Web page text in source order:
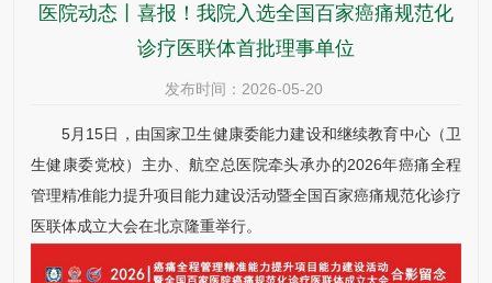
医院动态丨喜报！我院入选全国百家癌痛规范化
诊疗医联体首批理事单位
发布时间：2026-05-20
5月15日，由国家卫生健康委能力建设和继续教育中心（卫
生健康委党校）主办、航空总医院牵头承办的2026年癌痛全程
管理精准能力提升项目能力建设活动暨全国百家癌痛规范化诊疗
医联体成立大会在北京隆重举行。